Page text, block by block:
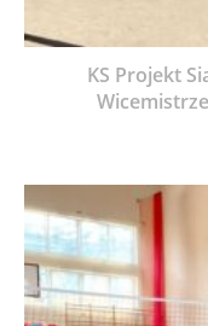
KS Projekt